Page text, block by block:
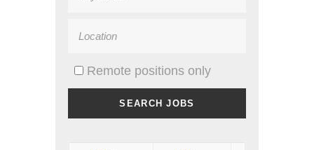
Remote positions only